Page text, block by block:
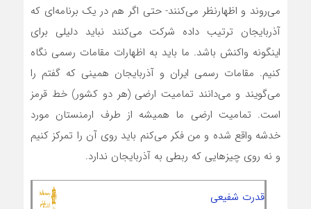
می‌روند و اظهارنظر می‌کنند- حتی اگر هم در یک برنامه‌ای که
آذربایجان ترتیب داده شرکت می‌کنند نباید دلیلی برای
اینگونه واکنش باشد. ما باید به اظهارات مقامات رسمی نگاه
کنیم. مقامات رسمی ایران و آذربایجان همینی که گفتم را
می‌گویند و می‌دانند تمامیت ارضی (هر دو کشور) خط قرمز
است. تمامیت ارضی ما همیشه از طرف ارمنستان مورد
خدشه واقع شده و من فکر می‌کنم باید روی آن را تمرکز کنیم
و نه روی چیزهایی که ربطی به آذربایجان ندارد.
قدرت شفیعی